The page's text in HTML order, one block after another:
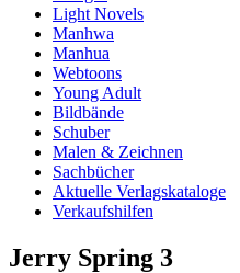
Light Novels
Manhwa
Manhua
Webtoons
Young Adult
Bildbände
Schuber
Malen & Zeichnen
Sachbücher
Aktuelle Verlagskataloge
Verkaufshilfen
Jerry Spring 3